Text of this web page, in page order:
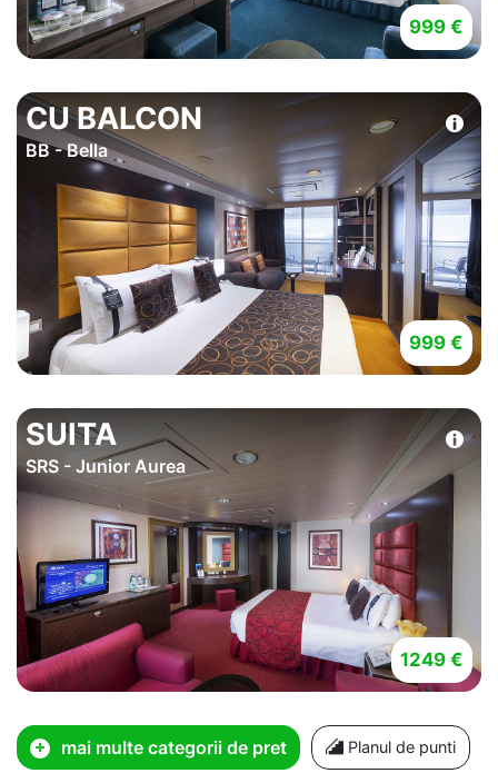
999 €
CU BALCON
BB - Bella
999 €
SUITA
SRS - Junior Aurea
1249 €
mai multe categorii de pret Planul de punti